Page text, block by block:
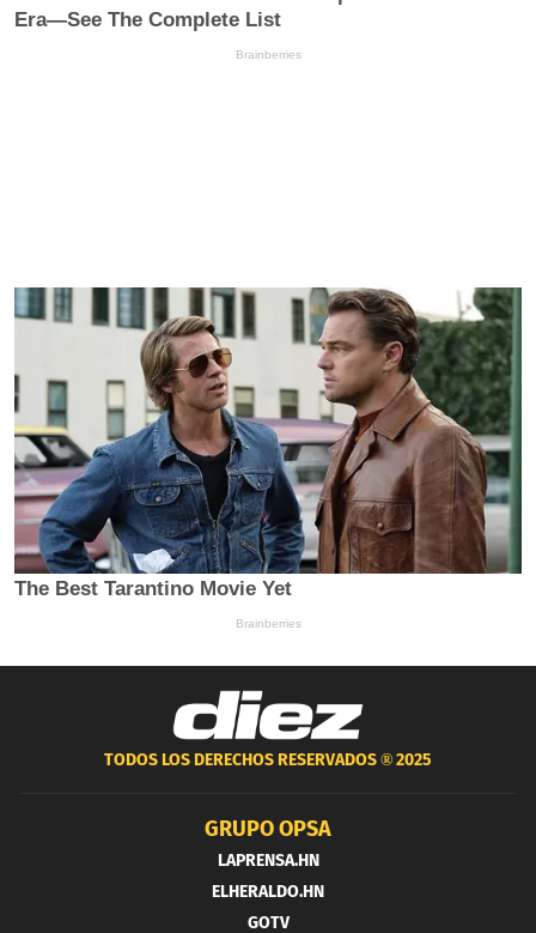
TODOS LOS DERECHOS RESERVADOS ®2025
GRUPO OPSA
LAPRENSA.HN
ELHERALDO.HN
GOTV